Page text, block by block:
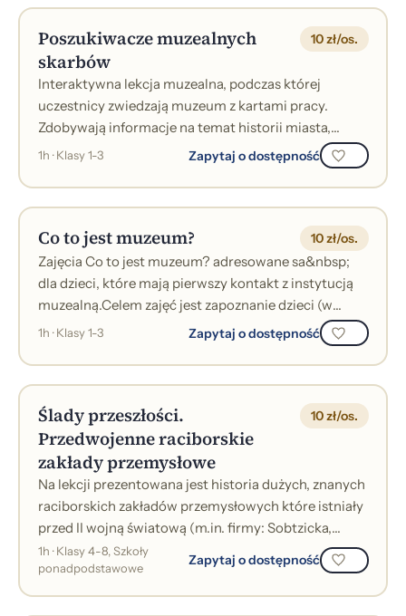
Poszukiwacze muzealnych
skarbów
10 zł/os.
Interaktywna lekcja muzealna, podczas której
uczestnicy zwiedzają muzeum z kartami pracy.
Zdobywają informacje na temat historii miasta,
zabytków, legend, ważnych postaci historycz...
1h · Klasy 1-3 Zapytaj o dostępność
Co to jest muzeum? 10 zł/os.
Zajęcia Co to jest muzeum? adresowane sa&nbsp;
dla dzieci, które mają pierwszy kontakt z instytucją
muzealną.Celem zajęć jest zapoznanie dzieci (w
sposób bardzo przystępny !) z poj...
1h · Klasy 1-3 Zapytaj o dostępność
Ślady przeszłości.
Przedwojenne raciborskie
zakłady przemysłowe
10 zł/os.
Na lekcji prezentowana jest historia dużych, znanych
raciborskich zakładów przemysłowych które istniały
przed II wojną światową (m.in. firmy: Sobtzicka,
Domsa, Reinersa czy Przyszk...
1h · Klasy 4-8, Szkoły
ponadpodstawowe
Zapytaj o dostępność